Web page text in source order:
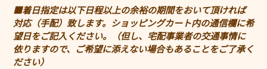
■着日指定は以下日程以上の余裕の期間をおいて頂ければ
対応（手配）致します。ショッピングカート内の通信欄に希
望日をご記入ください。（但し、宅配事業者の交通事情に
依りますので、ご希望に添えない場合もあることをご了承く
ださい）